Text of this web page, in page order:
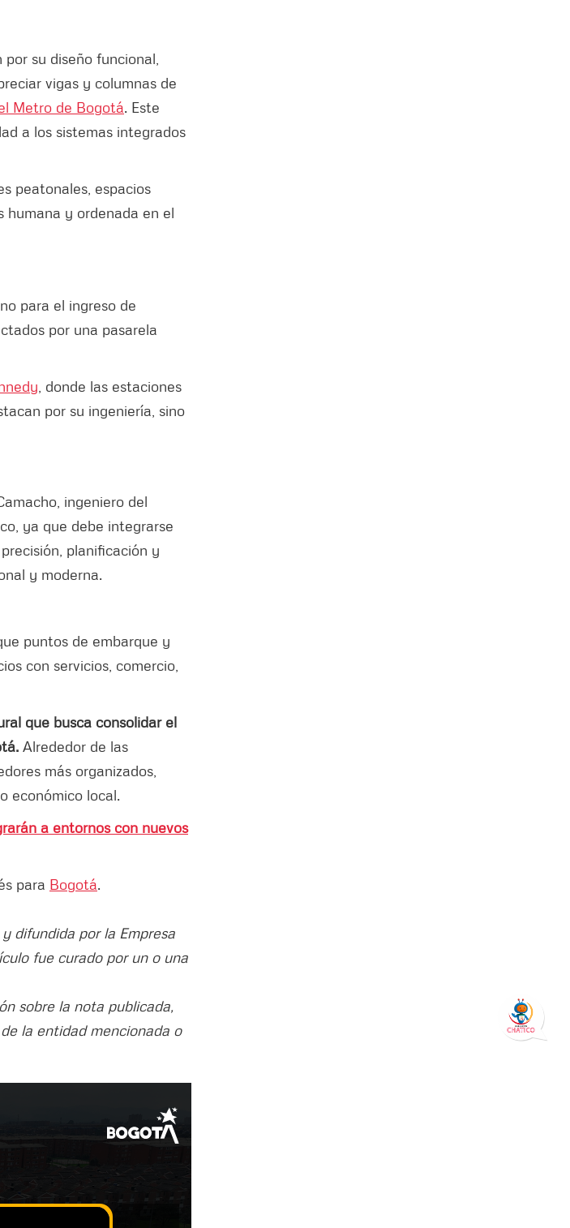
su diseño funcional,
vigas y columnas de
Metro de Bogotá. Este
a los sistemas integrados
peatonales, espacios
humana y ordenada en el
para el ingreso de
por una pasarela
, donde las estaciones
por su ingeniería, sino
ingeniero del
ya que debe integrarse
planificación y
y moderna.
puntos de embarque y
con servicios, comercio,
que busca consolidar el
Alrededor de las
más organizados,
económico local.
a entornos con nuevos
para Bogotá.
difundida por la Empresa
fue curado por un o una
sobre la nota publicada,
la entidad mencionada o